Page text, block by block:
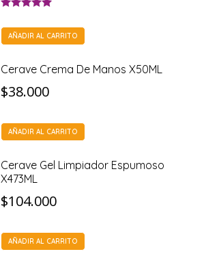
5.00de 5
AÑADIR AL CARRITO
Cerave Crema De Manos X50ML
$38.000
AÑADIR AL CARRITO
Cerave Gel Limpiador Espumoso
X473ML
$104.000
AÑADIR AL CARRITO